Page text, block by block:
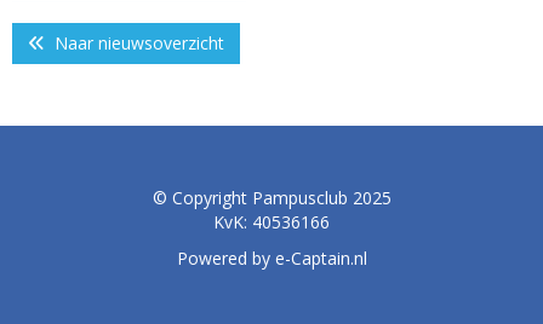
Naar nieuwsoverzicht
© Copyright Pampusclub 2025
KvK: 40536166
Powered by e-Captain.nl